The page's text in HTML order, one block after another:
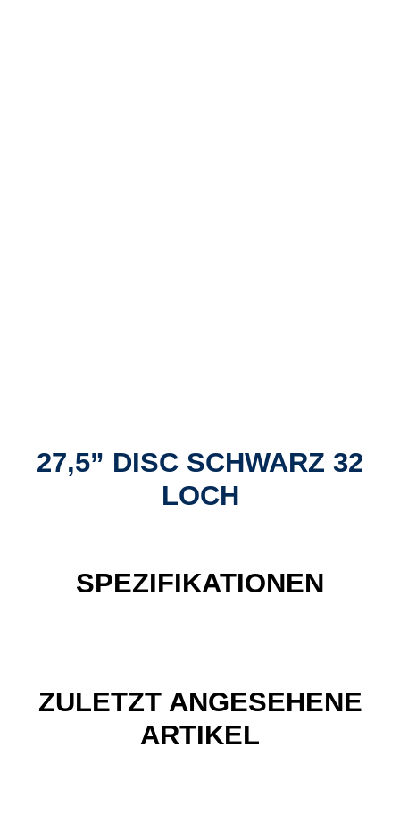
27,5” DISC SCHWARZ 32
LOCH
SPEZIFIKATIONEN
ZULETZT ANGESEHENE
ARTIKEL